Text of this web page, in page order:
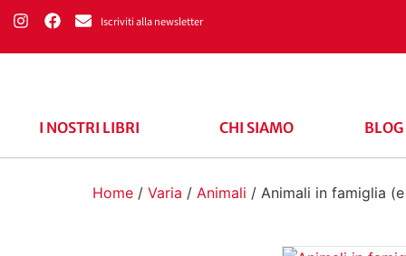
Iscriviti alla newsletter
I NOSTRI LIBRI CHI SIAMO BLOG
Home / Varia / Animali / Animali in famiglia